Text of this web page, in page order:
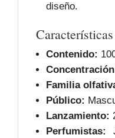
diseño.
Contenido:
Familia
Público:
Lanzamiento:
Perfumistas: